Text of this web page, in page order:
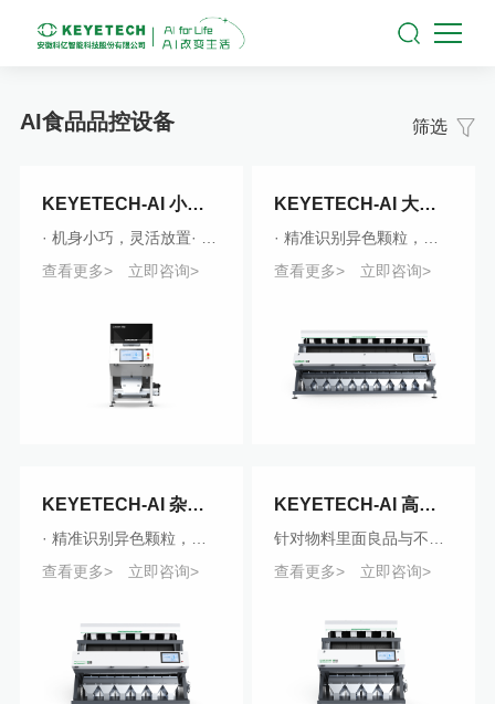
AI食品品控设备 筛选
KEYETECH-AI 小型智能分选机
查看更多>
立即咨询>
KEYETECH-AI 大米智能分选机
查看更多>
立即咨询>
KEYETECH-AI 杂粮智能分选机
查看更多>
立即咨询>
KEYETECH-AI 高相似物料智能分选机
查看更多>
立即咨询>